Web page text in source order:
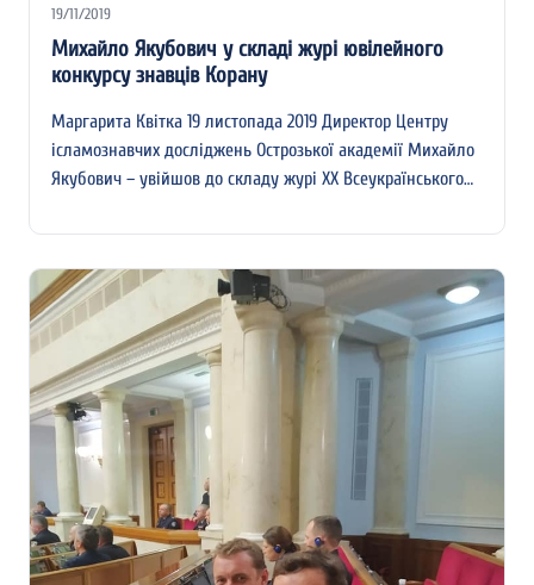
19/11/2019
Михайло Якубович у складі журі ювілейного
конкурсу знавців Корану
Маргарита Квітка 19 листопада 2019 Директор Центру
ісламознавчих досліджень Острозької академії Михайло
Якубович – увійшов до складу журі ХХ Всеукраїнського…